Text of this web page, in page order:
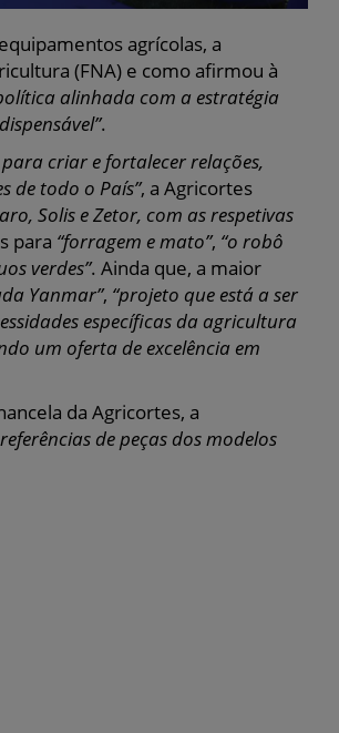
agrícolas, a
(FNA) e como afirmou à
alinhada com a estratégia
.
criar e fortalecer relações,
de todo o País”, a Agricortes
Solis e Zetor, com as respetivas
para “forragem e mato”, “o robô
verdes”. Ainda que, a maior
Yanmar”, “projeto que está a ser
específicas da agricultura
um oferta de excelência em
da Agricortes, a
de peças dos modelos